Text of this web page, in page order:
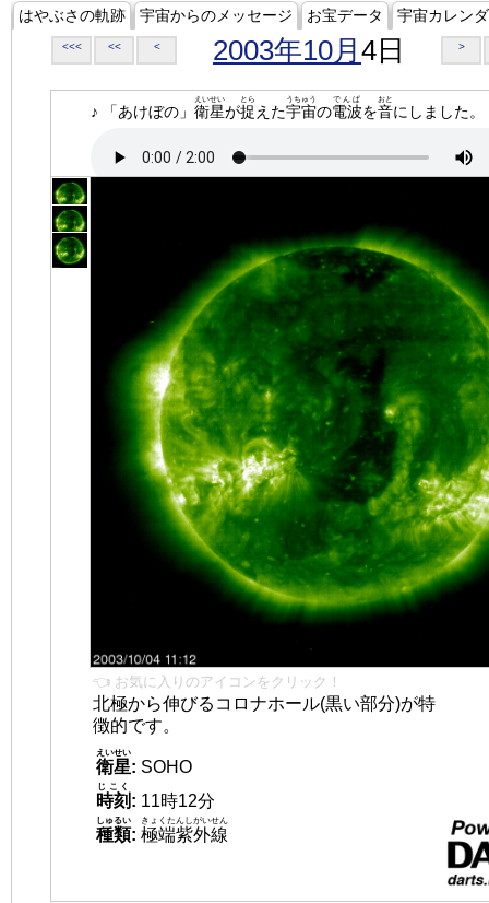
はやぶさの軌跡 宇宙からのメッセージ お宝データ 宇宙カレン
<<< << < 2003年10月 4日 >
♪ 「あけぼの」 衛星
えいせい
が捉
とら
えた宇宙
うちゅう
の電波
でんぱ
を音
おと
にしました。
👈 お気に入りのアイコンをクリック！
北極から伸びるコロナホール(黒い部分)が特
徴的です。
衛星
えいせい
: SOHO
時刻
じこく
: 11時12分
種類
しゅるい
: 極端紫外線
きょくたんしがいせん